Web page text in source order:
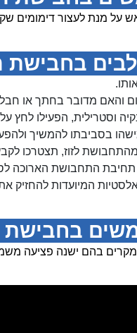
מנת לעצור דימומים
בחבישת
והאם מדובר בחתך או
וסטרילית, הפעילו לחץ
בסביבתו להמשיך
מהתחבושת לזוז, תצטרכו
התחבושת הארוכה
המיועדות
בחבישת
בהם ישנה פציעה